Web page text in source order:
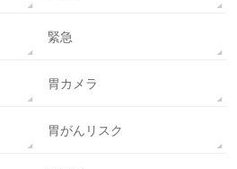
緊急
胃カメラ
胃がんリスク